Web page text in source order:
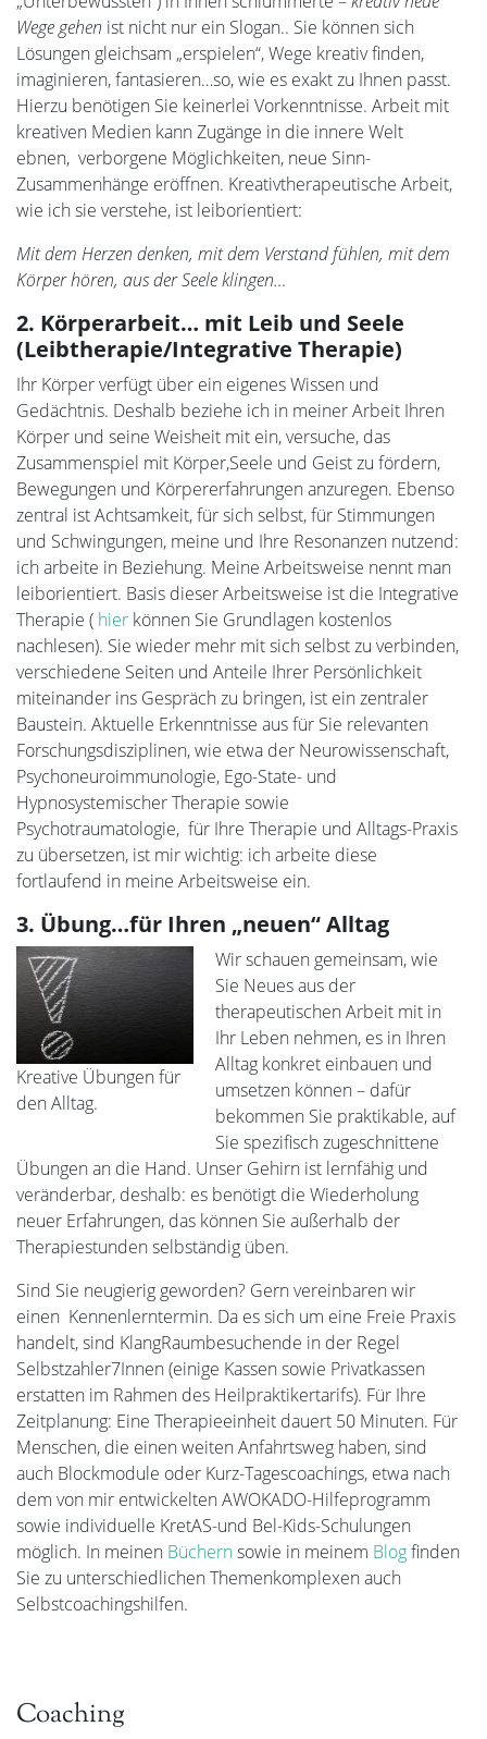
Wege gehen ist nicht nur ein Slogan.. Sie können sich
Lösungen gleichsam „erspielen“, Wege kreativ finden,
imaginieren, fantasieren…so, wie es exakt zu Ihnen passt.
Hierzu benötigen Sie keinerlei Vorkenntnisse. Arbeit mit
kreativen Medien kann Zugänge in die innere Welt
ebnen, verborgene Möglichkeiten, neue Sinn-
Zusammenhänge eröffnen. Kreativtherapeutische Arbeit,
wie ich sie verstehe, ist leiborientiert:
Mit dem Herzen denken, mit dem Verstand fühlen, mit dem
Körper hören, aus der Seele klingen…
2. Körperarbeit… mit Leib und Seele
(Leibtherapie/Integrative Therapie)
Ihr Körper verfügt über ein eigenes Wissen und
Gedächtnis. Deshalb beziehe ich in meiner Arbeit Ihren
Körper und seine Weisheit mit ein, versuche, das
Zusammenspiel mit Körper,Seele und Geist zu fördern,
Bewegungen und Körpererfahrungen anzuregen. Ebenso
zentral ist Achtsamkeit, für sich selbst, für Stimmungen
und Schwingungen, meine und Ihre Resonanzen nutzend:
ich arbeite in Beziehung. Meine Arbeitsweise nennt man
leiborientiert. Basis dieser Arbeitsweise ist die Integrative
Therapie ( hier können Sie Grundlagen kostenlos
nachlesen). Sie wieder mehr mit sich selbst zu verbinden,
verschiedene Seiten und Anteile Ihrer Persönlichkeit
miteinander ins Gespräch zu bringen, ist ein zentraler
Baustein. Aktuelle Erkenntnisse aus für Sie relevanten
Forschungsdisziplinen, wie etwa der Neurowissenschaft,
Psychoneuroimmunologie, Ego-State- und
Hypnosystemischer Therapie sowie
Psychotraumatologie, für Ihre Therapie und Alltags-Praxis
zu übersetzen, ist mir wichtig: ich arbeite diese
fortlaufend in meine Arbeitsweise ein.
3. Übung…für Ihren „neuen“ Alltag
Kreative Übungen für
den Alltag.
Wir schauen gemeinsam, wie
Sie Neues aus der
therapeutischen Arbeit mit in
Ihr Leben nehmen, es in Ihren
Alltag konkret einbauen und
umsetzen können – dafür
bekommen Sie praktikable, auf
Sie spezifisch zugeschnittene
Übungen an die Hand. Unser Gehirn ist lernfähig und
veränderbar, deshalb: es benötigt die Wiederholung
neuer Erfahrungen, das können Sie außerhalb der
Therapiestunden selbständig üben.
Sind Sie neugierig geworden? Gern vereinbaren wir
einen Kennenlerntermin. Da es sich um eine Freie Praxis
handelt, sind KlangRaumbesuchende in der Regel
Selbstzahler7Innen (einige Kassen sowie Privatkassen
erstatten im Rahmen des Heilpraktikertarifs). Für Ihre
Zeitplanung: Eine Therapieeinheit dauert 50 Minuten. Für
Menschen, die einen weiten Anfahrtsweg haben, sind
auch Blockmodule oder Kurz-Tagescoachings, etwa nach
dem von mir entwickelten AWOKADO-Hilfeprogramm
sowie individuelle KretAS-und Bel-Kids-Schulungen
möglich. In meinen Büchernsowie in meinem Blogfinden
Sie zu unterschiedlichen Themenkomplexen auch
Selbstcoachingshilfen.
Coaching